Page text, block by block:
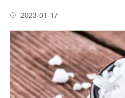
2023-01-17